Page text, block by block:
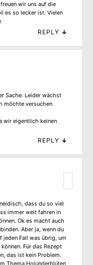
wir uns auf die
es so lecker ist. Vielen
REPLY ↓
Sache. Leider wächst
möchte versuchen
wir eigentlich keinen
REPLY ↓
dass du so viel
immer weit fahren in
Ok es macht auch
Aber ja, wenn du
jeden Fall was übrig, um
Für das Rezept
das ist kein Problem.
Thema Holunderblüten